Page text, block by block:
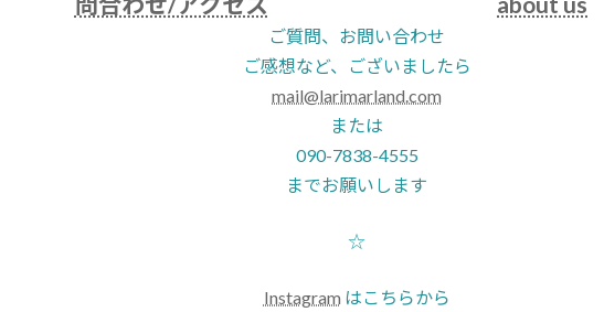
ご質問、お問い合わせ
ご感想など、ございましたら
mail@larimarland.com
または
090-7838-4555
までお願いします
☆
Instagram はこちらから